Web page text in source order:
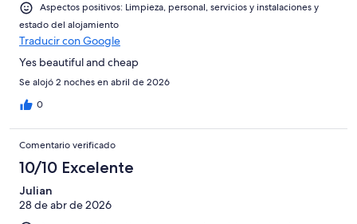
Aspectos positivos: Limpieza, personal, servicios y instalaciones y
estado del alojamiento
Traducir con Google
Yes beautiful and cheap
Se alojó 2 noches en abril de 2026
0
Comentario verificado
10/10 Excelente
Julian
28 de abr de 2026